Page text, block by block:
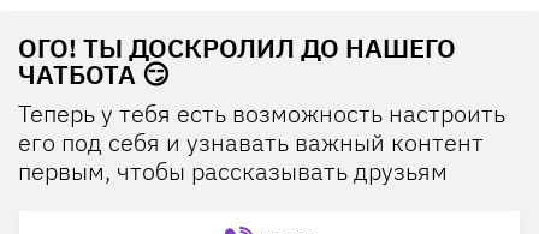
ОГО! ТЫ ДОСКРОЛИЛ ДО НАШЕГО
ЧАТБОТА 😏
Теперь у тебя есть возможность настроить
его под себя и узнавать важный контент
первым, чтобы рассказывать друзьям